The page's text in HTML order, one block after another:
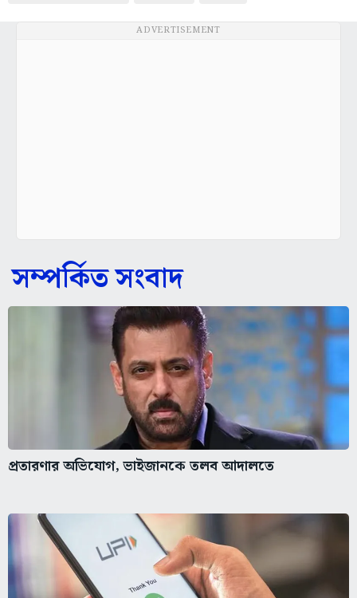
ADVERTISEMENT
সম্পর্কিত সংবাদ
প্রতারণার অভিযোগ, ভাইজানকে তলব আদালতে